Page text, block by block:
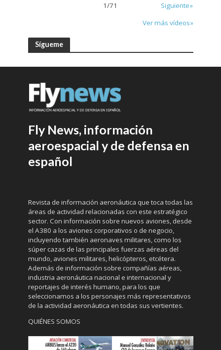
1/71
Siguiente»
Ver más vídeos»
Sígueme
Fly News, información
aeroespacial y de defensa en
español
Revista de información aeronáutica que toca todas las
áreas de actividad relacionadas con este estratégico
sector. Con información sobre nuevos aviones, desde
el A380 a los aviones corporativos o de negocio,
incluyendo también aeronaves militares, como los
súper cazas de las principales fuerzas aéreas del
mundo, aviones militares, helicópteros, etcétera.
Además de información sobre compañías aéreas,
industria aeronáutica nacional e internacional y
reportajes de interés humano, para los que
seleccionamos a los personajes más representativos
de la actividad aeronáutica en todas sus vertientes.
QUIÉNES SOMOS